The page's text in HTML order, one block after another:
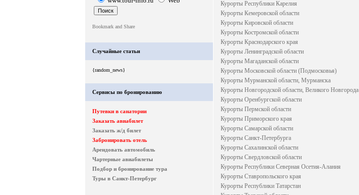
Случайные статьи
{random_news}
Сервисы по бронированию
Путевки в санатории
Заказать авиабилет
Заказать ж/д билет
Забронировать отель
Арендовать автомобиль
Чартерные авиабилеты
Подбор и бронирование тура
Туры в Санкт-Петербург
Курорты Республики Карелия
Курорты Кемеровской области
Курорты Кировской области
Курорты Костромской области
Курорты Краснодарского края
Курорты Ленинградской области
Курорты Магаданской области
Курорты Московской области (Подмосковья)
Курорты Мурманской области, Мурманска
Курорты Новгородской области, Великого Новгорода
Курорты Оренбургской области
Курорты Пермской области
Курорты Приморского края
Курорты Самарской области
Курорты Санкт-Петербурга
Курорты Сахалинской области
Курорты Свердловской области
Курорты Республики Северная Осетия-Алания
Курорты Ставропольского края
Курорты Республики Татарстан